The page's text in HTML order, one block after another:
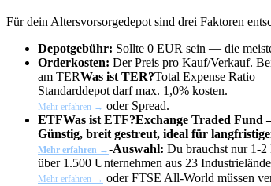
Für dein Altersvorsorgedepot sind drei Faktoren
Depotgebühr: Sollte 0 EUR sein — die
Orderkosten: Der Preis pro Kauf/Verkauf.
am TERWas ist TER?Total Expense Ratio —
Standarddepot darf max. 1,0% kosten.
Mehr erfahren → oder Spread.
ETFWas ist ETF?Exchange Traded Fund
Günstig, breit gestreut, ideal für
Mehr erfahren →-Auswahl: Du brauchst nur 1-
über 1.500 Unternehmen aus 23
Mehr erfahren → oder FTSE All-World müssen